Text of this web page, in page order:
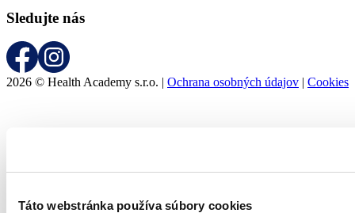
Táto webstránka používa súbory cookies
Sledujte nás
2026 © Health Academy s.r.o. | Ochrana osobných údajov | Cookies